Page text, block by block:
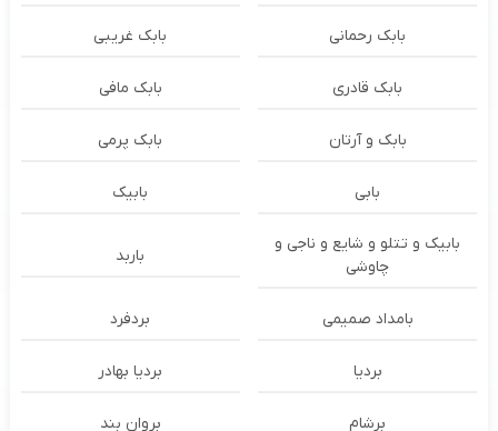
بابک رحمانی بابک غریبی
بابک قادری بابک مافی
بابک و آرتان بابک پرمی
بابی بابیک
بابیک و تتلو و شایع و ناجی و
چاوشی
باربد
بامداد صمیمی بردفرد
بردیا بردیا بهادر
برشام بروان بند